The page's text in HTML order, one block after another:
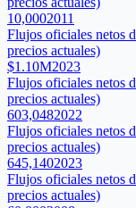
10,0002011
Flujos oficiales netos
precios actuales)
$1.10M2023
Flujos oficiales netos
precios actuales)
603,0482022
Flujos oficiales netos
precios actuales)
645,1402023
Flujos oficiales netos
precios actuales)